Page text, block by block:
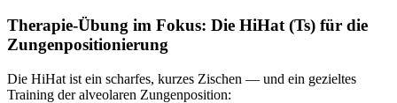
Therapie-Übung im Fokus: Die HiHat (Ts) für die
Zungenpositionierung
Die HiHat ist ein scharfes, kurzes Zischen — und ein gezieltes
Training der alveolaren Zungenposition: